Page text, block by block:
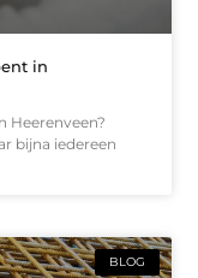
in
Heerenveen?
bijna iedereen
BLOG